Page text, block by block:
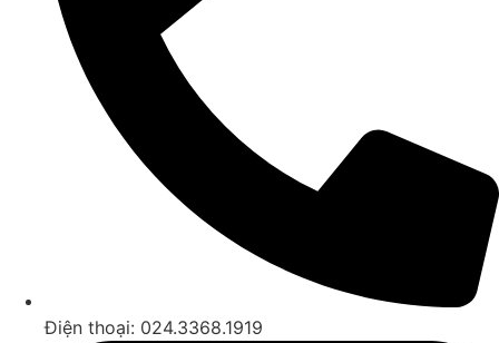
Điện thoại: 024.3368.1919